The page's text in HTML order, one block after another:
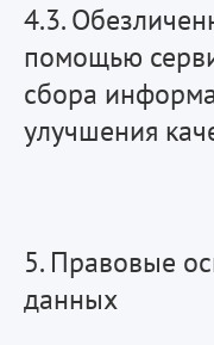
4.3.
помощью
сбора
улучшения
5. Правовые
данных